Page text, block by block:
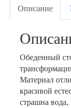
Описание
Обеденный
Материал
красивой
страшна